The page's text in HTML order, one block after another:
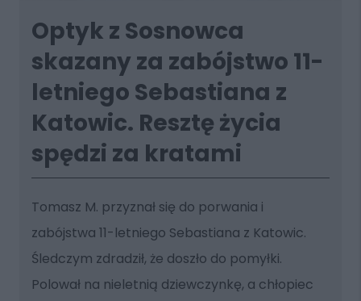
Optyk z Sosnowca
skazany za zabójstwo 11-
letniego Sebastiana z
Katowic. Resztę życia
spędzi za kratami
Tomasz M. przyznał się do porwania i
zabójstwa 11-letniego Sebastiana z Katowic.
Śledczym zdradził, że doszło do pomyłki.
Polował na nieletnią dziewczynkę, a chłopiec